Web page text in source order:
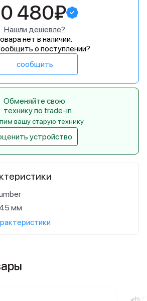
45 мм
480₽
Нашли дешевле?
нет в наличии.
о поступлении?
сообщить
Обменяйте свою
технику по trade-in
вашу старую технику
устройство